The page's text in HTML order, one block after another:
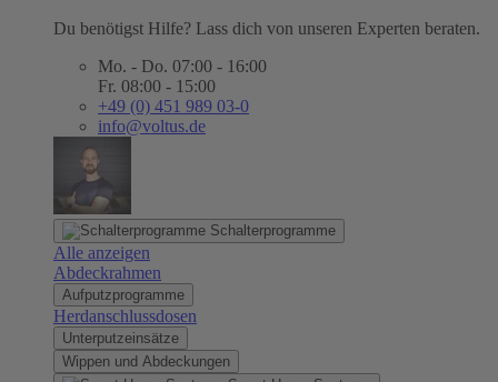
Du benötigst Hilfe? Lass dich von unseren Experten beraten.
Mo. - Do. 07:00 - 16:00
Fr. 08:00 - 15:00
+49 (0) 451 989 03-0
info@voltus.de
Schalterprogramme
Alle anzeigen
Abdeckrahmen
Aufputzprogramme
Herdanschlussdosen
Unterputzeinsätze
Wippen und Abdeckungen